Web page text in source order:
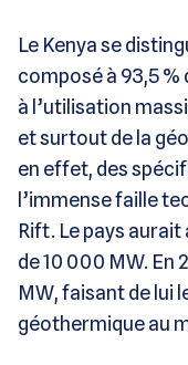
Le Kenya se
composé à 93,5
à l’utilisation
et surtout de la
en effet, des
l’immense faille
Rift. Le pays
de 10 000 MW. En
MW, faisant de lui
géothermique au